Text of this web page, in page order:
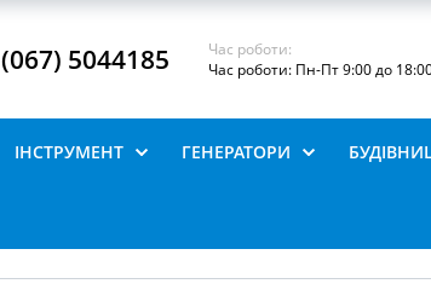
(067) 5044185
Час роботи:
Час роботи: Пн-Пт 9:00 до
ІНСТРУМЕНТ ГЕНЕРАТОРИ